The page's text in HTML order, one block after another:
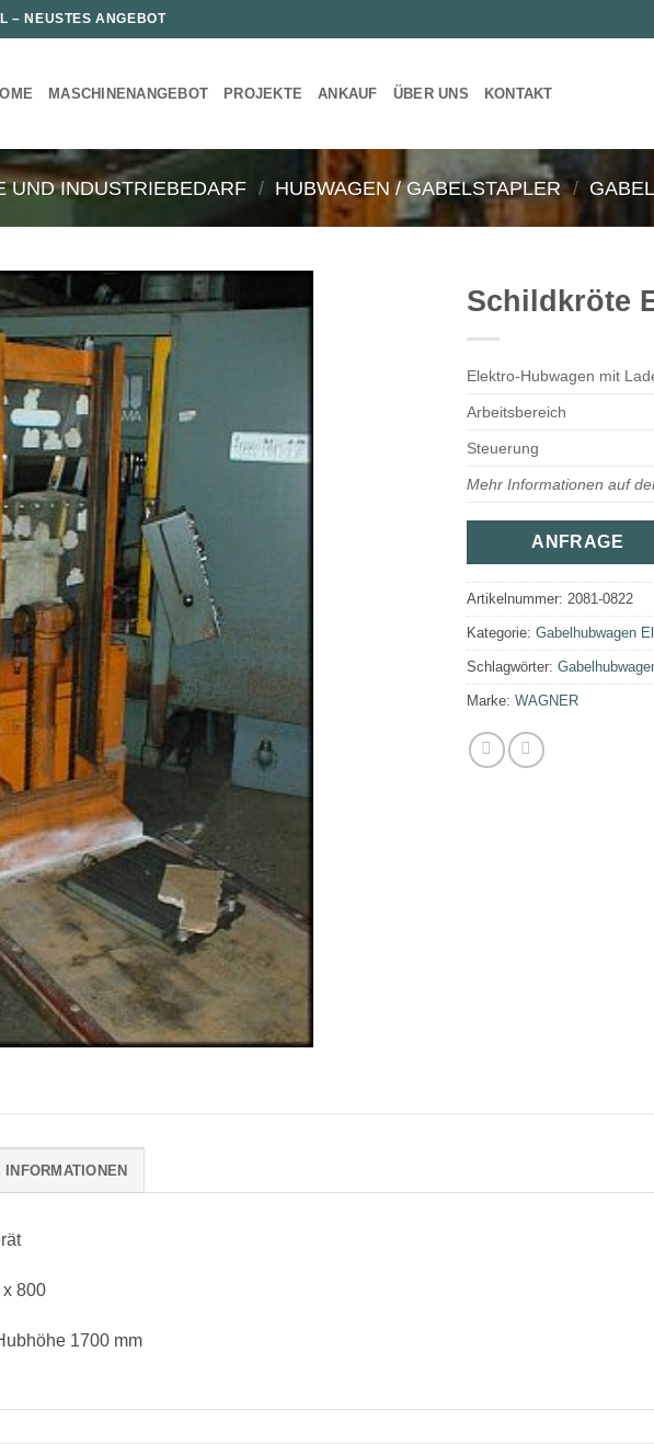
– NEUSTES ANGEBOT
MASCHINENANGEBOT PROJEKTE ANKAUF ÜBER UNS KONTAKT
UND INDUSTRIEBEDARF / HUBWAGEN / GABELSTAPLER /
Schildkröte
Elektro-Hubwagen mit
Arbeitsbereich
Steuerung
Mehr Informationen auf
ANFRAGE
Artikelnummer: 2081-0822
Kategorie: Gabelhubwagen
Schlagwörter:
Marke: WAGNER
800
1700 mm